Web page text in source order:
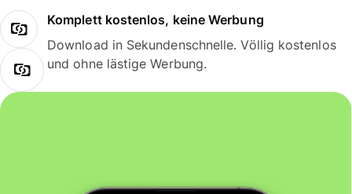
Komplett kostenlos, keine Werbung
Download in Sekundenschnelle. Völlig kostenlos
und ohne lästige Werbung.